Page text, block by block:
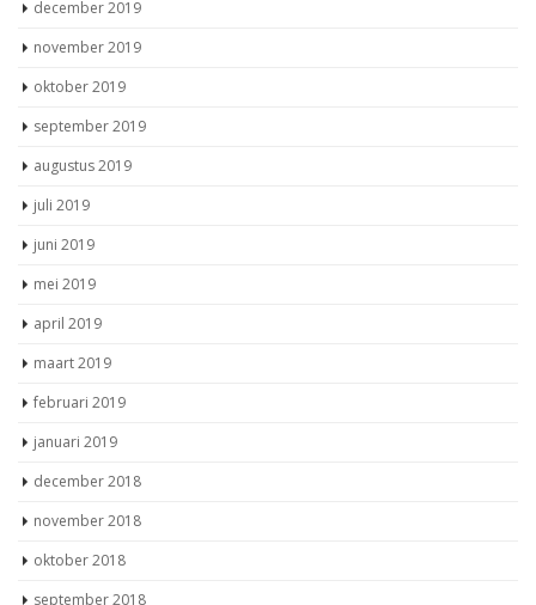
november 2019
oktober 2019
september 2019
augustus 2019
juli 2019
juni 2019
mei 2019
april 2019
maart 2019
februari 2019
januari 2019
december 2018
november 2018
oktober 2018
september 2018